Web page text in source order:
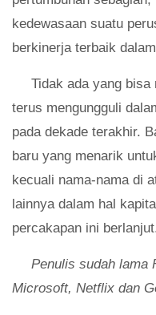
kedewasaan suatu
berkinerja terbaik
Tidak ada yang bisa
terus mengungguli
pada dekade terakhir.
baru yang menarik
kecuali nama-nama di
lainnya dalam hal
percakapan ini
Penulis sudah lama
Microsoft, Netflix dan